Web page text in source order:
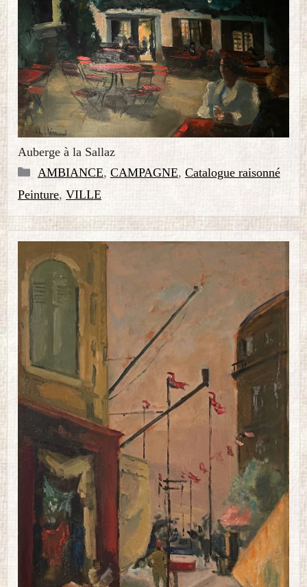
Auberge à la Sallaz
Catégories
AMBIANCE, CAMPAGNE, Catalogue raisonné
Peinture, VILLE